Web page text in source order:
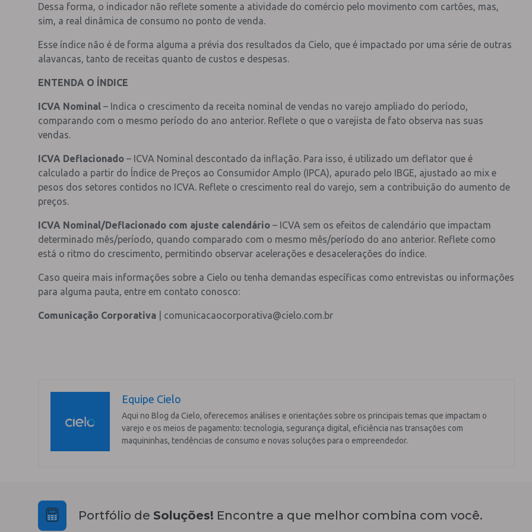
Dessa forma, o indicador não reflete somente a atividade do comércio pelo movimento com cartões, mas,
sim, a real dinâmica de consumo no ponto de venda.
Esse índice não é de forma alguma a prévia dos resultados da Cielo, que é impactado por uma série de outras
alavancas, tanto de receitas quanto de custos e despesas.
ENTENDA O ÍNDICE
ICVA Nominal – Indica o crescimento da receita nominal de vendas no varejo ampliado do período,
comparando com o mesmo período do ano anterior. Reflete o que o varejista de fato observa nas suas
vendas.
ICVA Deflacionado – ICVA Nominal descontado da inflação. Para isso, é utilizado um deflator que é
calculado a partir do Índice de Preços ao Consumidor Amplo (IPCA), apurado pelo IBGE, ajustado ao mix e
pesos dos setores contidos no ICVA. Reflete o crescimento real do varejo, sem a contribuição do aumento de
preços.
ICVA Nominal/Deflacionado com ajuste calendário – ICVA sem os efeitos de calendário que impactam
determinado mês/período, quando comparado com o mesmo mês/período do ano anterior. Reflete como
está o ritmo do crescimento, permitindo observar acelerações e desacelerações do índice.
Caso queira mais informações sobre a Cielo ou tenha demandas específicas como entrevistas ou informações
para alguma pauta, entre em contato conosco:
Comunicação Corporativa | comunicacaocorporativa@cielo.com.br
Equipe Cielo
Aqui no Blog da Cielo, oferecemos análises e orientações sobre os principais temas que impactam o
varejo e os meios de pagamento: tecnologia, segurança digital, eficiência nas transações com
maquininhas, tendências de consumo e novas soluções para o empreendedor.
Portfólio de Soluções! Encontre a que melhor combina com você.